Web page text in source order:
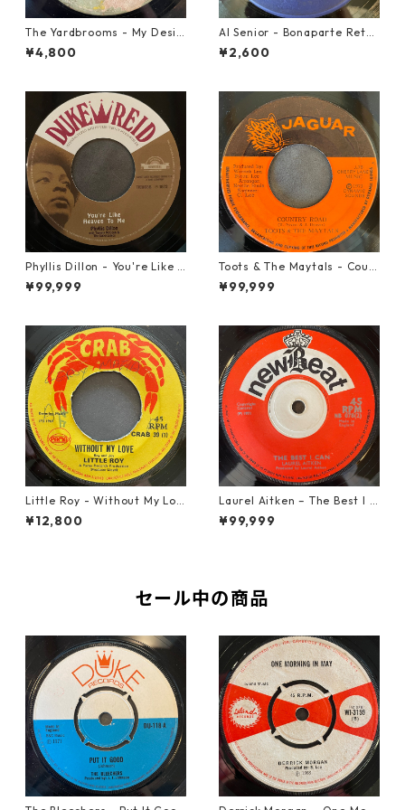
The Yardbrooms - My Desir
e【7-21922】
¥4,800
Al Senior - Bonaparte Retre
at【7-21861】
¥2,600
Phyllis Dillon - You're Like H
eaven To Me【7-21913】
¥99,999
Toots & The Maytals - Coun
try Road【7-21951】
¥99,999
Little Roy - Without My Lov
e【7-21990】
¥12,800
Laurel Aitken ‎– The Best I C
an【7-22012】
¥99,999
セール中の商品